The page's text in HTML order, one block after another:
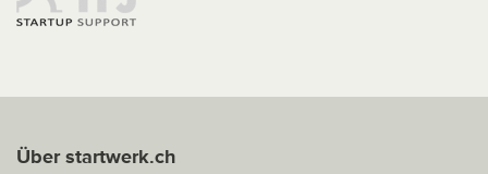
Über startwerk.ch